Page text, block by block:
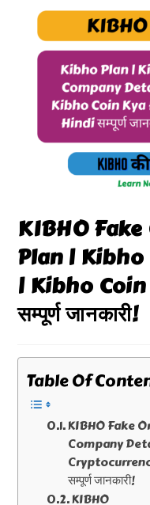
KIBHO
Plan |
| Kibho
सम्पूर्ण जानकारी!
Table Of
KIBHO Fake
Company
सम्पूर्ण जानकारी!
KIBHO